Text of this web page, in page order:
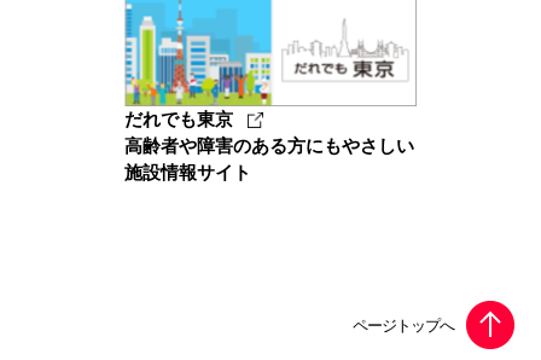
だれでも東京
高齢者や障害のある方にもやさしい
施設情報サイト